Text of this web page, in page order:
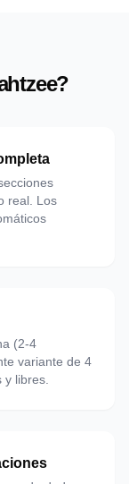
real. Los
(2-4
variante de 4
libres.